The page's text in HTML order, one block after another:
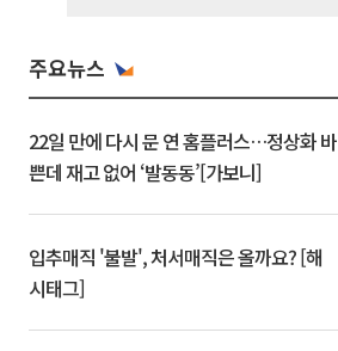
주요뉴스
22일 만에 다시 문 연 홈플러스…정상화 바
쁜데 재고 없어 ‘발동동’[가보니]
입추매직 '불발', 처서매직은 올까요? [해
시태그]